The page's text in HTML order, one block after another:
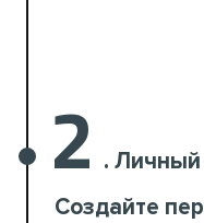
2 . Личный
Создайте